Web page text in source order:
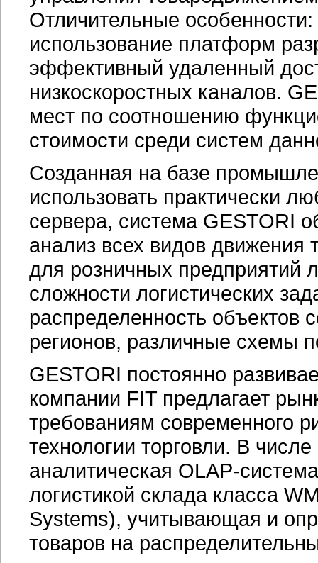
Отличительные
использование платформ
эффективный удаленный
низкоскоростных каналов.
мест по соотношению
стоимости среди систем
Созданная на базе
использовать практически
сервера, система GESTORI
анализ всех видов движения
для розничных предприятий
сложности логистических
распределенность объектов
регионов, различные схемы
GESTORI постоянно
компании FIT предлагает
требованиям современного
технологии торговли. В
аналитическая OLAP-система
логистикой склада класса
Systems), учитывающая и
товаров на